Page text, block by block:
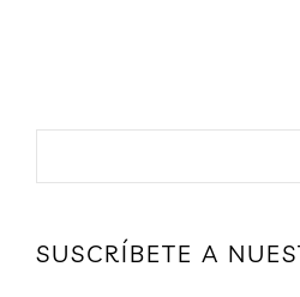
SUSCRÍBETE A